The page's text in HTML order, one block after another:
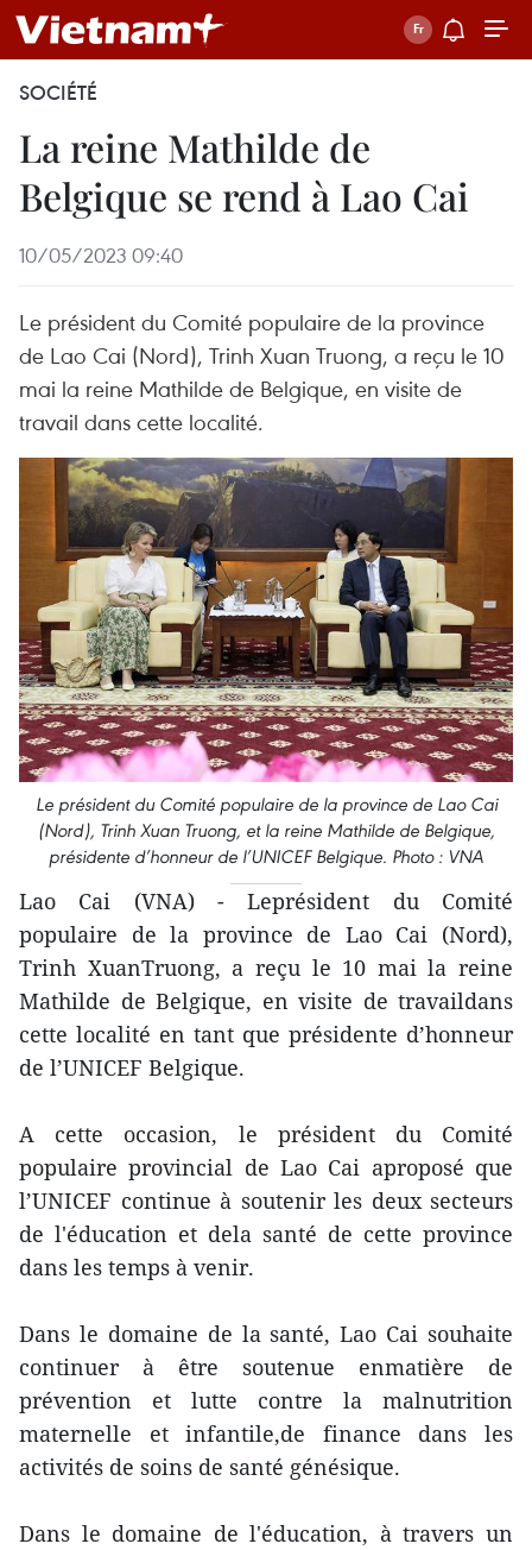
SOCIÉTÉ
La reine Mathilde de
Belgique se rend à Lao Cai
10/05/2023 09:40
Le président du Comité populaire de la province
de Lao Cai (Nord), Trinh Xuan Truong, a reçu le 10
mai la reine Mathilde de Belgique, en visite de
travail dans cette localité.
Le président du Comité populaire de la province de Lao Cai
(Nord), Trinh Xuan Truong, et la reine Mathilde de Belgique,
présidente d’honneur de l’UNICEF Belgique. Photo : VNA
Lao Cai (VNA) - Leprésident du Comité
populaire de la province de Lao Cai (Nord),
Trinh XuanTruong, a reçu le 10 mai la reine
Mathilde de Belgique, en visite de travaildans
cette localité en tant que présidente d’honneur
de l’UNICEF Belgique.
A cette occasion, le président du Comité
populaire provincial de Lao Cai aproposé que
l’UNICEF continue à soutenir les deux secteurs
de l'éducation et dela santé de cette province
dans les temps à venir.
Dans le domaine de la santé, Lao Cai souhaite
continuer à être soutenue enmatière de
prévention et lutte contre la malnutrition
maternelle et infantile,de finance dans les
activités de soins de santé génésique.
Dans le domaine de l'éducation, à travers un